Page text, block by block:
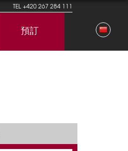
TEL+420 267 284 111
預訂